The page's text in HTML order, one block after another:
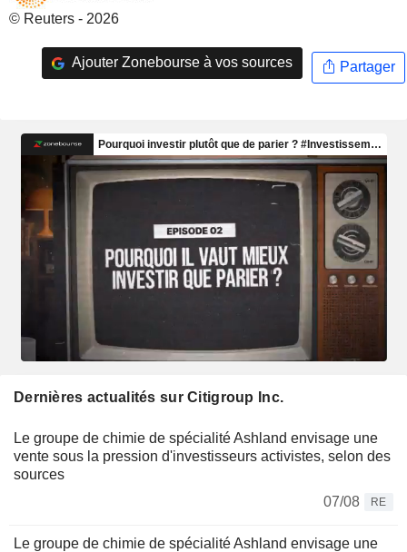
© Reuters - 2026
Ajouter Zonebourse à vos sources Partager
Dernières actualités sur Citigroup Inc.
Le groupe de chimie de spécialité Ashland envisage une
vente sous la pression d'investisseurs activistes, selon des
sources
07/08
RE
Le groupe de chimie de spécialité Ashland envisage une